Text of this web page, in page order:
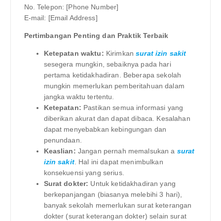
No. Telepon: [Phone Number]
E-mail: [Email Address]
Pertimbangan Penting dan Praktik Terbaik
Ketepatan waktu: Kirimkansurat izin sakit
sesegera mungkin, sebaiknya pada hari
pertama ketidakhadiran. Beberapa sekolah
mungkin memerlukan pemberitahuan dalam
jangka waktu tertentu.
Ketepatan: Pastikan semua informasi yang
diberikan akurat dan dapat dibaca. Kesalahan
dapat menyebabkan kebingungan dan
penundaan.
Keaslian: Jangan pernah memalsukan a surat
izin sakit. Hal ini dapat menimbulkan
konsekuensi yang serius.
Surat dokter: Untuk ketidakhadiran yang
berkepanjangan (biasanya melebihi 3 hari),
banyak sekolah memerlukan surat keterangan
dokter (surat keterangan dokter) selain surat